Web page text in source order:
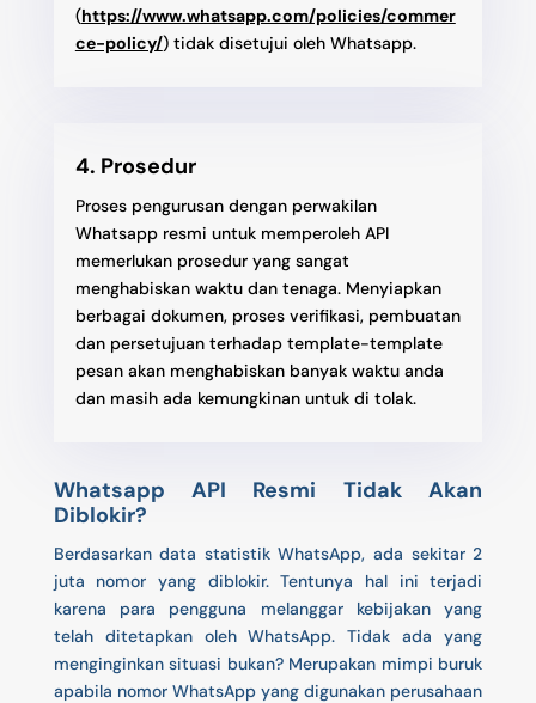
(https://www.whatsapp.com/policies/commer
ce-policy/) tidak disetujui oleh Whatsapp.
4. Prosedur
Proses pengurusan dengan perwakilan
Whatsapp resmi untuk memperoleh API
memerlukan prosedur yang sangat
menghabiskan waktu dan tenaga. Menyiapkan
berbagai dokumen, proses verifikasi, pembuatan
dan persetujuan terhadap template-template
pesan akan menghabiskan banyak waktu anda
dan masih ada kemungkinan untuk di tolak.
Whatsapp API Resmi Tidak Akan
Diblokir?
Berdasarkan data statistik WhatsApp, ada sekitar 2
juta nomor yang diblokir. Tentunya hal ini terjadi
karena para pengguna melanggar kebijakan yang
telah ditetapkan oleh WhatsApp. Tidak ada yang
menginginkan situasi bukan? Merupakan mimpi buruk
apabila nomor WhatsApp yang digunakan perusahaan